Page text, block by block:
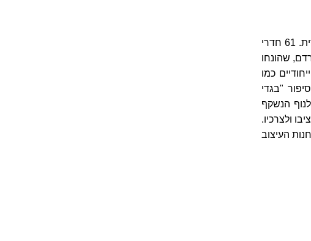
מלון בוטיק בעיצוב ייחודי ומשוגע ובמיקום מרכזי, בין כיכר דאם לתחנה המרכזית. 61 חדרי
שהונחו
כמו
"בגדי
הנשקף
ולצרכיו.
העיצוב